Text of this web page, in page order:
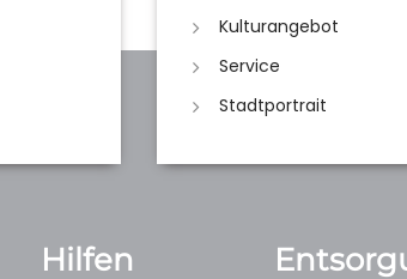
Kulturangebot
Service
Stadtportrait
Hilfen